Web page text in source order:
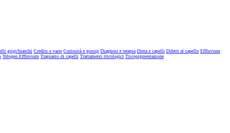
grigi/bianchi Credits e varie Curiosità e gossip Diagnosi e terapia Dieta e capelli Difetti al capello Effluvium
Telogen Effluvium Trapianto di capelli Trattamenti tricologici Tricopigmentazione